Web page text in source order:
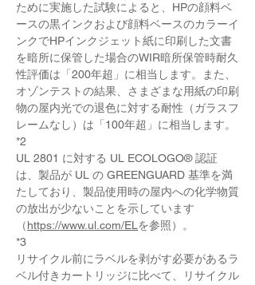
ために実施した試験によると、HPの顔料ベ
ースの黒インクおよび顔料ベースのカラーイ
ンクでHPインクジェット紙に印刷した文書
を暗所に保管した場合のWIR暗所保管時耐久
性評価は「200年超」に相当します。また、
オゾンテストの結果、さまざまな用紙の印刷
物の屋内光での退色に対する耐性（ガラスフ
レームなし）は「100年超」に相当します。
*2
UL 2801 に対する UL ECOLOGO® 認証
は、製品が UL の GREENGUARD 基準を満
たしており、製品使用時の屋内への化学物質
の放出が少ないことを示しています
（https://www.ul.com/ELを参照）。
*3
リサイクル前にラベルを剥がす必要があるラ
ベル付きカートリッジに比べて、リサイクル